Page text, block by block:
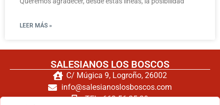
LEER MÁS »
SALESIANOS LOS BOSCOS
C/ Múgica 9, Logroño, 26002
info@salesianoslosboscos.com
TEL: 662 56 25 20